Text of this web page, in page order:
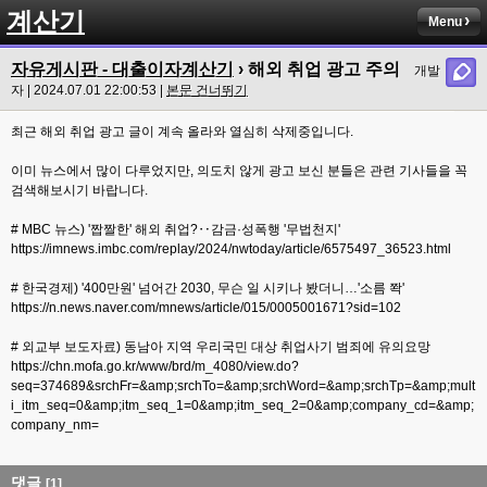
계산기 Menu
자유게시판 - 대출이자계산기 › 해외 취업 광고 주의
개발
자 | 2024.07.01 22:00:53 | 본문 건너뛰기
최근 해외 취업 광고 글이 계속 올라와 열심히 삭제중입니다.
이미 뉴스에서 많이 다루었지만, 의도치 않게 광고 보신 분들은 관련 기사들을 꼭
검색해보시기 바랍니다.
# MBC 뉴스) '짭짤한' 해외 취업?‥감금·성폭행 '무법천지'
https://imnews.imbc.com/replay/2024/nwtoday/article/6575497_36523.html
# 한국경제) '400만원' 넘어간 2030, 무슨 일 시키나 봤더니…'소름 쫙'
https://n.news.naver.com/mnews/article/015/0005001671?sid=102
# 외교부 보도자료) 동남아 지역 우리국민 대상 취업사기 범죄에 유의요망
https://chn.mofa.go.kr/www/brd/m_4080/view.do?
seq=374689&srchFr=&amp;srchTo=&amp;srchWord=&amp;srchTp=&amp;mult
i_itm_seq=0&amp;itm_seq_1=0&amp;itm_seq_2=0&amp;company_cd=&amp;
company_nm=
댓글 [1]